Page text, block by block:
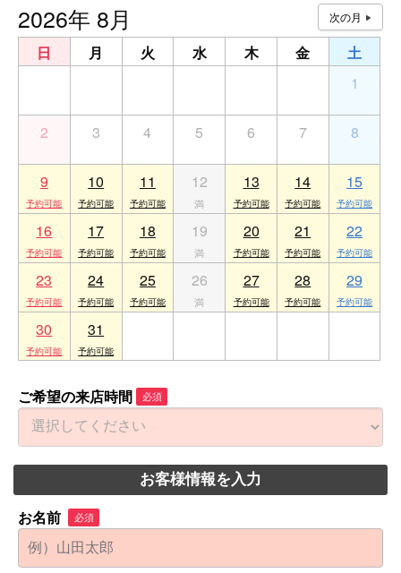
2026年 8月
日 月 火 水 木 金
土
1
2 3 4 5 6 7 8
9 10 11 12 13 14 15
16 17 18 19 20 21 22
23 24 25 26 27 28 29
30 31
ご希望の来店時間 必須
お客様情報を入力
お名前 必須